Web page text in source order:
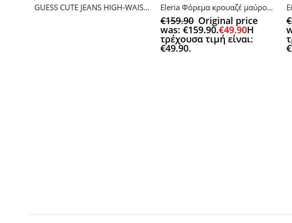
GUESS CUTE JEANS HIGH-WAIST a35 Eleria Φόρεμα κρουαζέ μαύρο/χρυσό
€159.90 Original price
was: €159.90.€49.90Η
τρέχουσα τιμή είναι:
€49.90.
€